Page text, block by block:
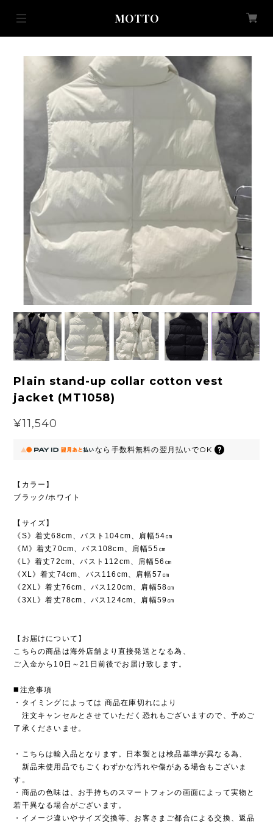
MOTTO
Plain stand-up collar cotton vest
jacket (MT1058)
¥11,540
なら 手数料無料の翌月払いでOK
【カラー】
ブラック/ホワイト
【サイズ】
《S》着丈68cm、バスト104cm、肩幅54㎝
《M》着丈70cm、バス108cm、肩幅55㎝
《L》着丈72cm、バスト112cm、肩幅56㎝
《XL》着丈74cm、バス116cm、肩幅57㎝
《2XL》着丈76cm、バス120cm、肩幅58㎝
《3XL》着丈78cm、バス124cm、肩幅59㎝
【お届けについて】
こちらの商品は海外店舗より直接発送となる為、
ご入金から10日～21日前後でお届け致します。
◼️注意事項
・タイミングによっては 商品在庫切れにより
注文キャンセルとさせていただく恐れもございますので、予めご
了承くださいませ。
・こちらは輸入品となります。日本製とは検品基準が異なる為、
新品未使用品でもごくわずかな汚れや傷がある場合もございま
す。
・商品の色味は、お手持ちのスマートフォンの画面によって実物と
若干異なる場合がございます。
・イメージ違いやサイズ交換等、お客さまご都合による交換、返品